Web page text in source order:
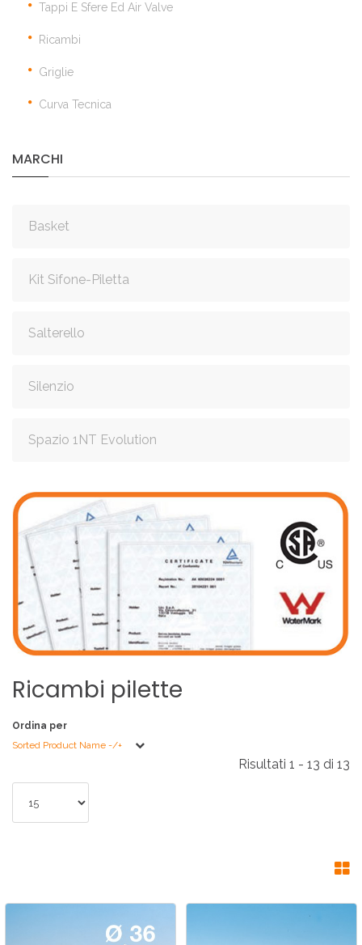
Tappi E Sfere Ed Air Valve
Ricambi
Griglie
Curva Tecnica
MARCHI
Basket
Kit Sifone-Piletta
Salterello
Silenzio
Spazio 1NT Evolution
Ricambi pilette
Ordina per
Sorted Product Name -/+
Risultati 1 - 13 di 13